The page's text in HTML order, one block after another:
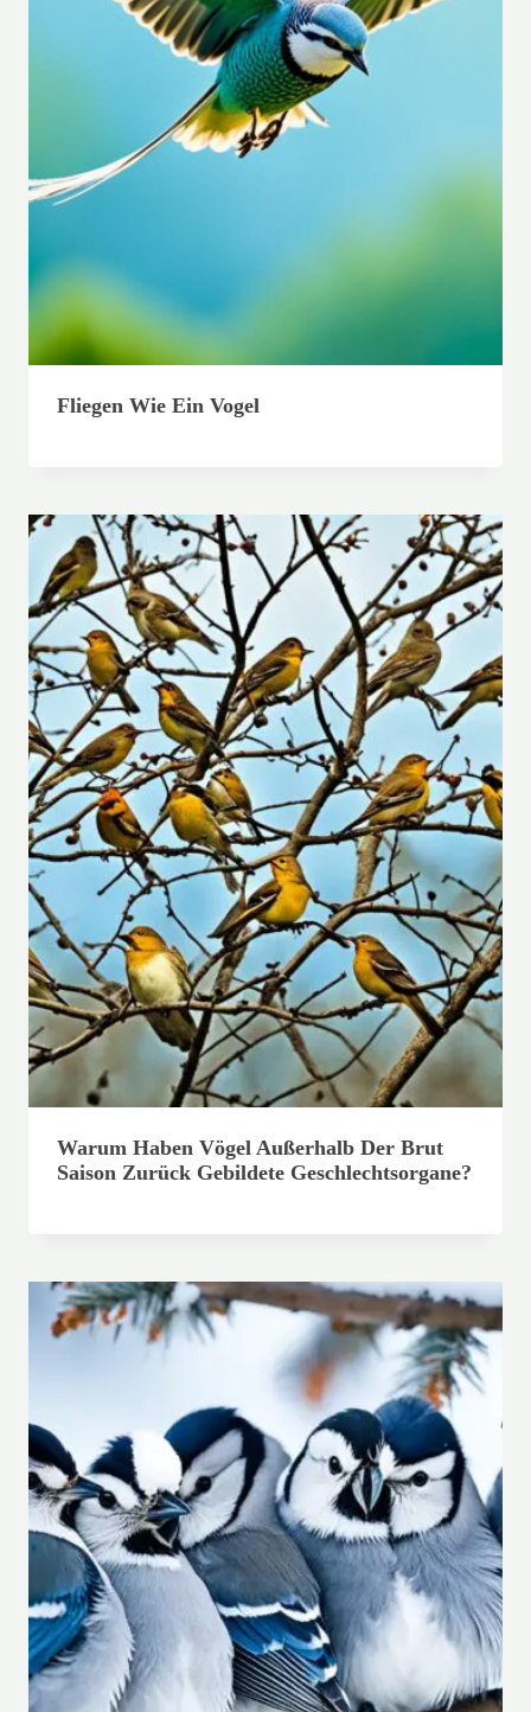
Fliegen Wie Ein Vogel
Warum Haben Vögel Außerhalb Der Brut
Saison Zurück Gebildete Geschlechtsorgane?